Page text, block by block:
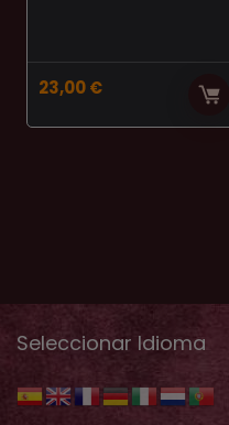
23,00€
Seleccionar Idioma